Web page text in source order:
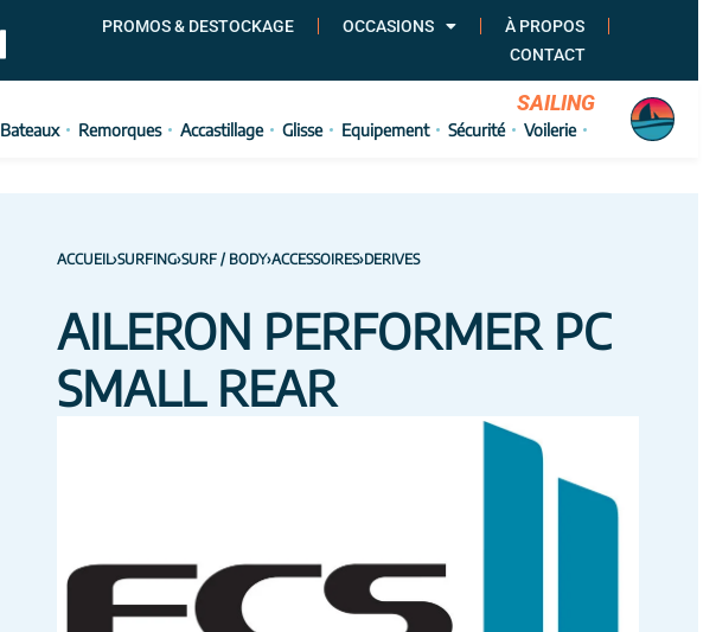
PROMOS & DESTOCKAGE OCCASIONS
À PROPOS
CONTACT
SAILING
Bateaux Remorques Accastillage Glisse Equipement Sécurité Voilerie
ACCUEIL›SURFING›SURF / BODY›ACCESSOIRES›DERIVES
AILERON PERFORMER PC
SMALL REAR